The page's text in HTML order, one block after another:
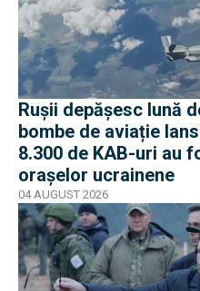
Rușii depășesc lună
bombe de aviație
8.300 de KAB-uri au
orașelor ucrainene
04 AUGUST 2026